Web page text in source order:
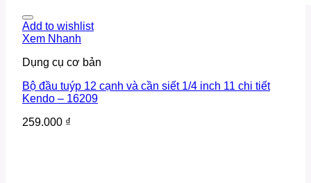
Add to wishlist
Xem Nhanh
Dụng cụ cơ bản
Bộ đầu tuýp 12 cạnh và cần siết 1/4 inch 11 chi tiết
Kendo – 16209
259.000 ₫